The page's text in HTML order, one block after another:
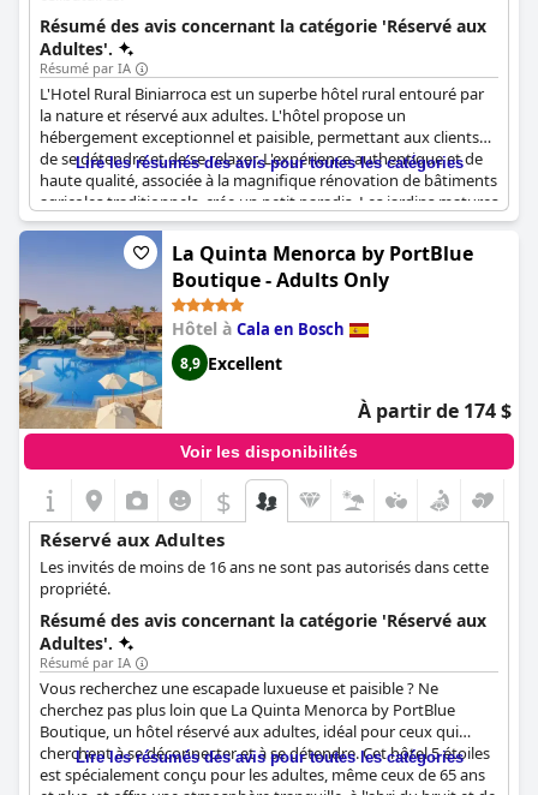
Résumé des avis concernant la catégorie 'Réservé aux
Adultes'.
Résumé par IA
L'Hotel Rural Biniarroca est un superbe hôtel rural entouré par
la nature et réservé aux adultes. L'hôtel propose un
hébergement exceptionnel et paisible, permettant aux clients
de se détendre et de se relaxer. L'expérience authentique et de
haute qualité, associée à la magnifique rénovation de bâtiments
agricoles traditionnels, crée un petit paradis. Les jardins matures
et la piscine parfaite sont parfaits pour les couples et
constituent un havre de bien-être. L'ambiance de cet hôtel-
boutique est tout simplement merveilleuse. Les clients peuvent
échapper à l'agitation de la vie quotidienne et trouver une
merveilleuse oasis à l'Hotel Rural Biniarroca. C'est un endroit où
le temps s'est arrêté, donnant aux visiteurs l'opportunité de
profiter du calme et de l'authenticité de Minorque. Un excellent
séjour attend ceux qui souhaitent découvrir le charme de l'Hôtel
Rural Biniarroca réservé aux adultes.
Lire les résumés des avis pour toutes les catégories
La Quinta Menorca by PortBlue
Boutique - Adults Only
Hôtel à Cala en Bosch
8,9 Excellent
À partir de 174 $
Voir les disponibilités
$
Réservé aux Adultes
Les invités de moins de 16 ans ne sont pas autorisés dans cette
propriété.
Résumé des avis concernant la catégorie 'Réservé aux
Adultes'.
Résumé par IA
Vous recherchez une escapade luxueuse et paisible ? Ne
cherchez pas plus loin que La Quinta Menorca by PortBlue
Boutique, un hôtel réservé aux adultes, idéal pour ceux qui
cherchent à se déconnecter et à se détendre. Cet hôtel 5 étoiles
est spécialement conçu pour les adultes, même ceux de 65 ans
Lire les résumés des avis pour toutes les catégories